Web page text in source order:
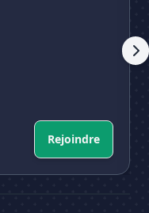
Rejoindre